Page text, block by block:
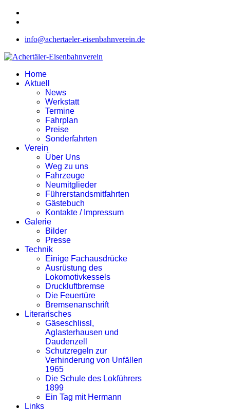
info@achertaeler-eisenbahnverein.de
Home
Aktuell
News
Werkstatt
Termine
Fahrplan
Preise
Sonderfahrten
Verein
Über Uns
Weg zu uns
Fahrzeuge
Neumitglieder
Führerstandsmitfahrten
Gästebuch
Kontakte / Impressum
Galerie
Bilder
Presse
Technik
Einige Fachausdrücke
Ausrüstung des
Lokomotivkessels
Druckluftbremse
Die Feuertüre
Bremsenanschrift
Literarisches
Gäseschlissl,
Aglasterhausen und
Daudenzell
Schutzregeln zur
Verhinderung von Unfällen
1965
Die Schule des Lokführers
1899
Ein Tag mit Hermann
Links